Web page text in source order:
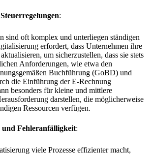
:
sind oft komplex und unterliegen ständigen
erfordert, dass Unternehmen ihre
um sicherzustellen, dass sie stets
Anforderungen, wie etwa den
Buchführung (GoBD) und
die Einführung der E-Rechnung
besonders für kleine und mittlere
darstellen, die möglicherweise
Ressourcen verfügen.
Fehleranfälligkeit:
viele Prozesse effizienter macht,